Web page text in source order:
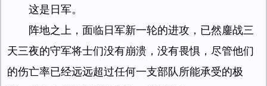
这是日军。
阵地之上，面临日军新一轮的进攻，已然鏖战三
天三夜的守军将士们没有崩溃，没有畏惧，尽管他们
的伤亡率已经远远超过任何一支部队所能承受的极